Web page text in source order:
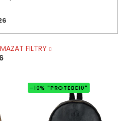
FILTRY
-10% "PROTEBE10"